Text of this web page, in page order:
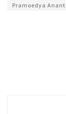
Pramoedya